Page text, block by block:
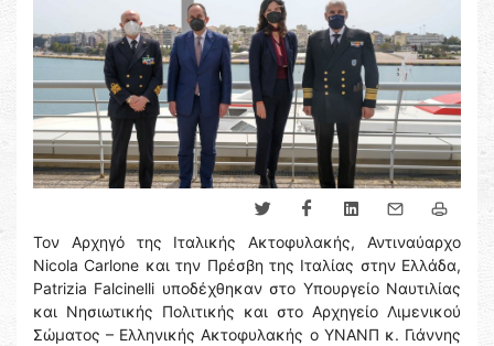
Τον Αρχηγό της Ιταλικής Ακτοφυλακής, Αντιναύαρχο
Nicola Carlone και την Πρέσβη της Ιταλίας στην Ελλάδα,
Patrizia Falcinelli υποδέχθηκαν στο Υπουργείο Ναυτιλίας
και Νησιωτικής Πολιτικής και στο Αρχηγείο Λιμενικού
Σώματος – Ελληνικής Ακτοφυλακής ο ΥΝΑΝΠ κ. Γιάννης